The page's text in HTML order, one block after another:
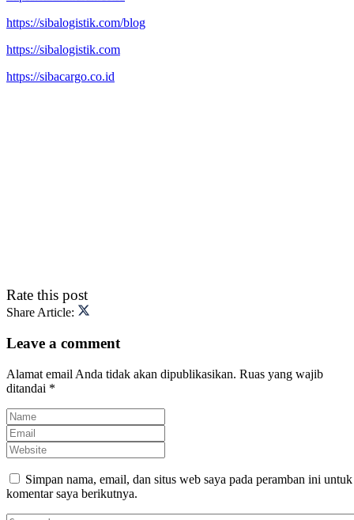
https://sibalogistik.com/blog
https://sibalogistik.com
https://sibacargo.co.id
Rate this post
Share Article:
Leave a comment
Alamat email Anda tidak akan dipublikasikan. Ruas yang wajib
ditandai *
Simpan nama, email, dan situs web saya pada peramban ini untuk
komentar saya berikutnya.